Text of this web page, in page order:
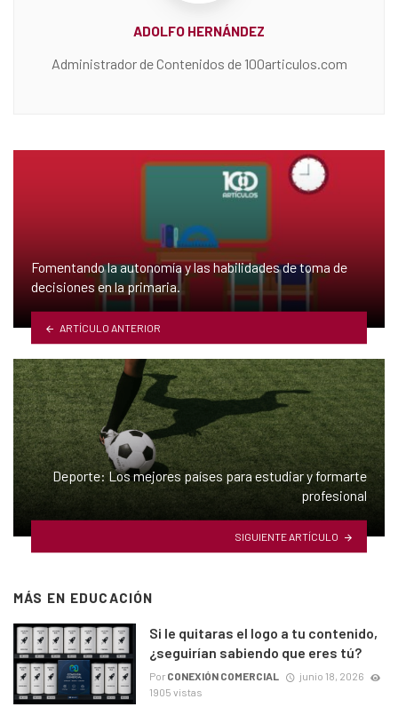
ADOLFO HERNÁNDEZ
Administrador de Contenidos de 100articulos.com
Fomentando la autonomía y las habilidades de toma de
decisiones en la primaria.
ARTÍCULO ANTERIOR
Deporte: Los mejores países para estudiar y formarte
profesional
SIGUIENTE ARTÍCULO
MÁS EN EDUCACIÓN
Si le quitaras el logo a tu contenido,
¿seguirían sabiendo que eres tú?
Por CONEXIÓN COMERCIAL
junio 18, 2026
1905 vistas